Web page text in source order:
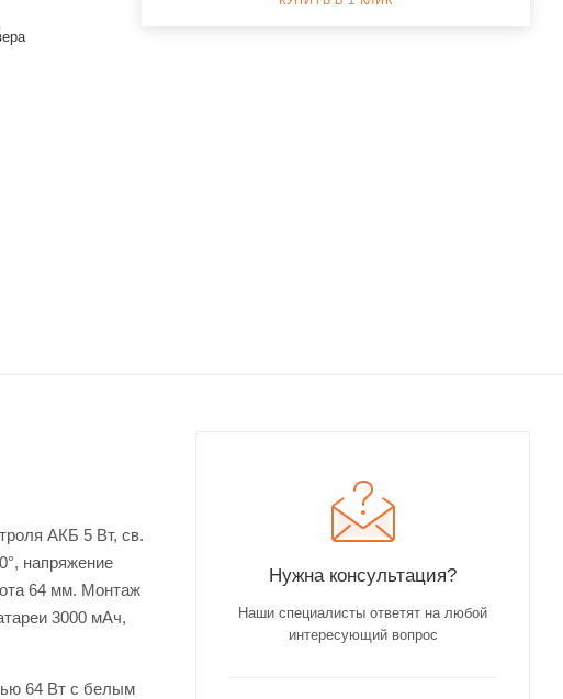
АКБ 5 Вт, св.
напряжение
64 мм. Монтаж
3000 мАч,
64 Вт с белым
Нужна консультация?
Наши специалисты ответят на любой
интересующий вопрос